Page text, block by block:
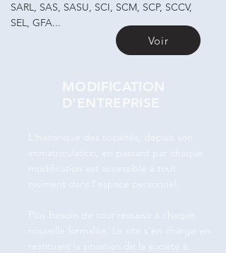
SARL, SAS, SASU, SCI, SCM, SCP, SCCV,
SEL, GFA...
Voir
MODIFICATION
D'ENTREPRISE
L'historique des sociétés, depuis son
immatriculation, en passant par chaque
modification est accessible à tout
moment dans l'espace personnel.
Plus besoin de tout ressaisir à chaque
nouvelle formalité. Le site s'en charge en
restituant la situation de la société à